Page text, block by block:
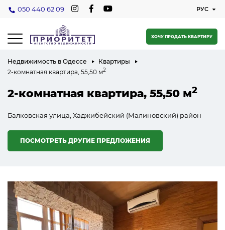
050 440 62 09
ХОЧУ ПРОДАТЬ КВАРТИРУ
Недвижимость в Одессе
Квартиры
2-комнатная квартира, 55,50 м2
2-комнатная квартира, 55,50 м2
Балковская улица, Хаджибейский (Малиновский) район
ПОСМОТРЕТЬ ДРУГИЕ ПРЕДЛОЖЕНИЯ